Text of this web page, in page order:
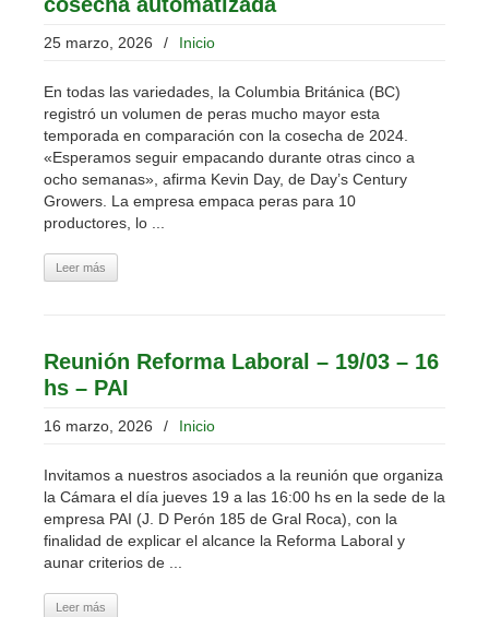
25 marzo, 2026 / Inicio
En todas las variedades, la Columbia Británica (BC)
registró un volumen de peras mucho mayor esta
temporada en comparación con la cosecha de 2024.
«Esperamos seguir empacando durante otras cinco a
ocho semanas», afirma Kevin Day, de Day’s Century
Growers. La empresa empaca peras para 10
productores, lo ...
Leer más
Reunión Reforma Laboral – 19/03 – 16
hs – PAI
16 marzo, 2026 / Inicio
Invitamos a nuestros asociados a la reunión que organiza
la Cámara el día jueves 19 a las 16:00 hs en la sede de la
empresa PAI (J. D Perón 185 de Gral Roca), con la
finalidad de explicar el alcance la Reforma Laboral y
aunar criterios de ...
Leer más